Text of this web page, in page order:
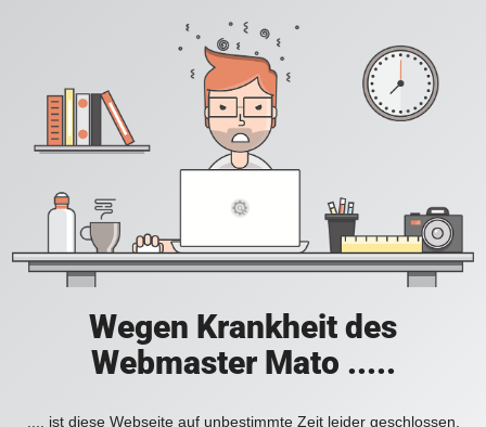
Wegen Krankheit des
Webmaster Mato .....
.... ist diese Webseite auf unbestimmte Zeit leider geschlossen,